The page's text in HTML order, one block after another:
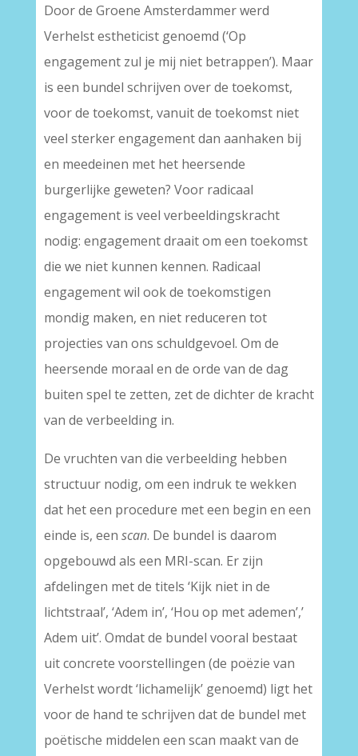
Door de Groene Amsterdammer werd
Verhelst estheticist genoemd (‘Op
engagement zul je mij niet betrappen’). Maar
is een bundel schrijven over de toekomst,
voor de toekomst, vanuit de toekomst niet
veel sterker engagement dan aanhaken bij
en meedeinen met het heersende
burgerlijke geweten? Voor radicaal
engagement is veel verbeeldingskracht
nodig: engagement draait om een toekomst
die we niet kunnen kennen. Radicaal
engagement wil ook de toekomstigen
mondig maken, en niet reduceren tot
projecties van ons schuldgevoel. Om de
heersende moraal en de orde van de dag
buiten spel te zetten, zet de dichter de kracht
van de verbeelding in.
De vruchten van die verbeelding hebben
structuur nodig, om een indruk te wekken
dat het een procedure met een begin en een
einde is, een scan. De bundel is daarom
opgebouwd als een MRI-scan. Er zijn
afdelingen met de titels ‘Kijk niet in de
lichtstraal’, ‘Adem in’, ‘Hou op met ademen’,’
Adem uit’. Omdat de bundel vooral bestaat
uit concrete voorstellingen (de poëzie van
Verhelst wordt ‘lichamelijk’ genoemd) ligt het
voor de hand te schrijven dat de bundel met
poëtische middelen een scan maakt van de